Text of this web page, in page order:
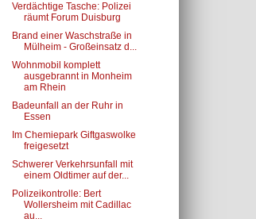
Verdächtige Tasche: Polizei
räumt Forum Duisburg
Brand einer Waschstraße in
Mülheim - Großeinsatz d...
Wohnmobil komplett
ausgebrannt in Monheim
am Rhein
Badeunfall an der Ruhr in
Essen
Im Chemiepark Giftgaswolke
freigesetzt
Schwerer Verkehrsunfall mit
einem Oldtimer auf der...
Polizeikontrolle: Bert
Wollersheim mit Cadillac
au...